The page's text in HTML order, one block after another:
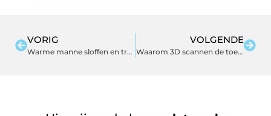
VORIG
Warme manne sloffen en trendy schoenen bij Nijhof
VOLGENDE
Waarom 3D scannen de toekomst is